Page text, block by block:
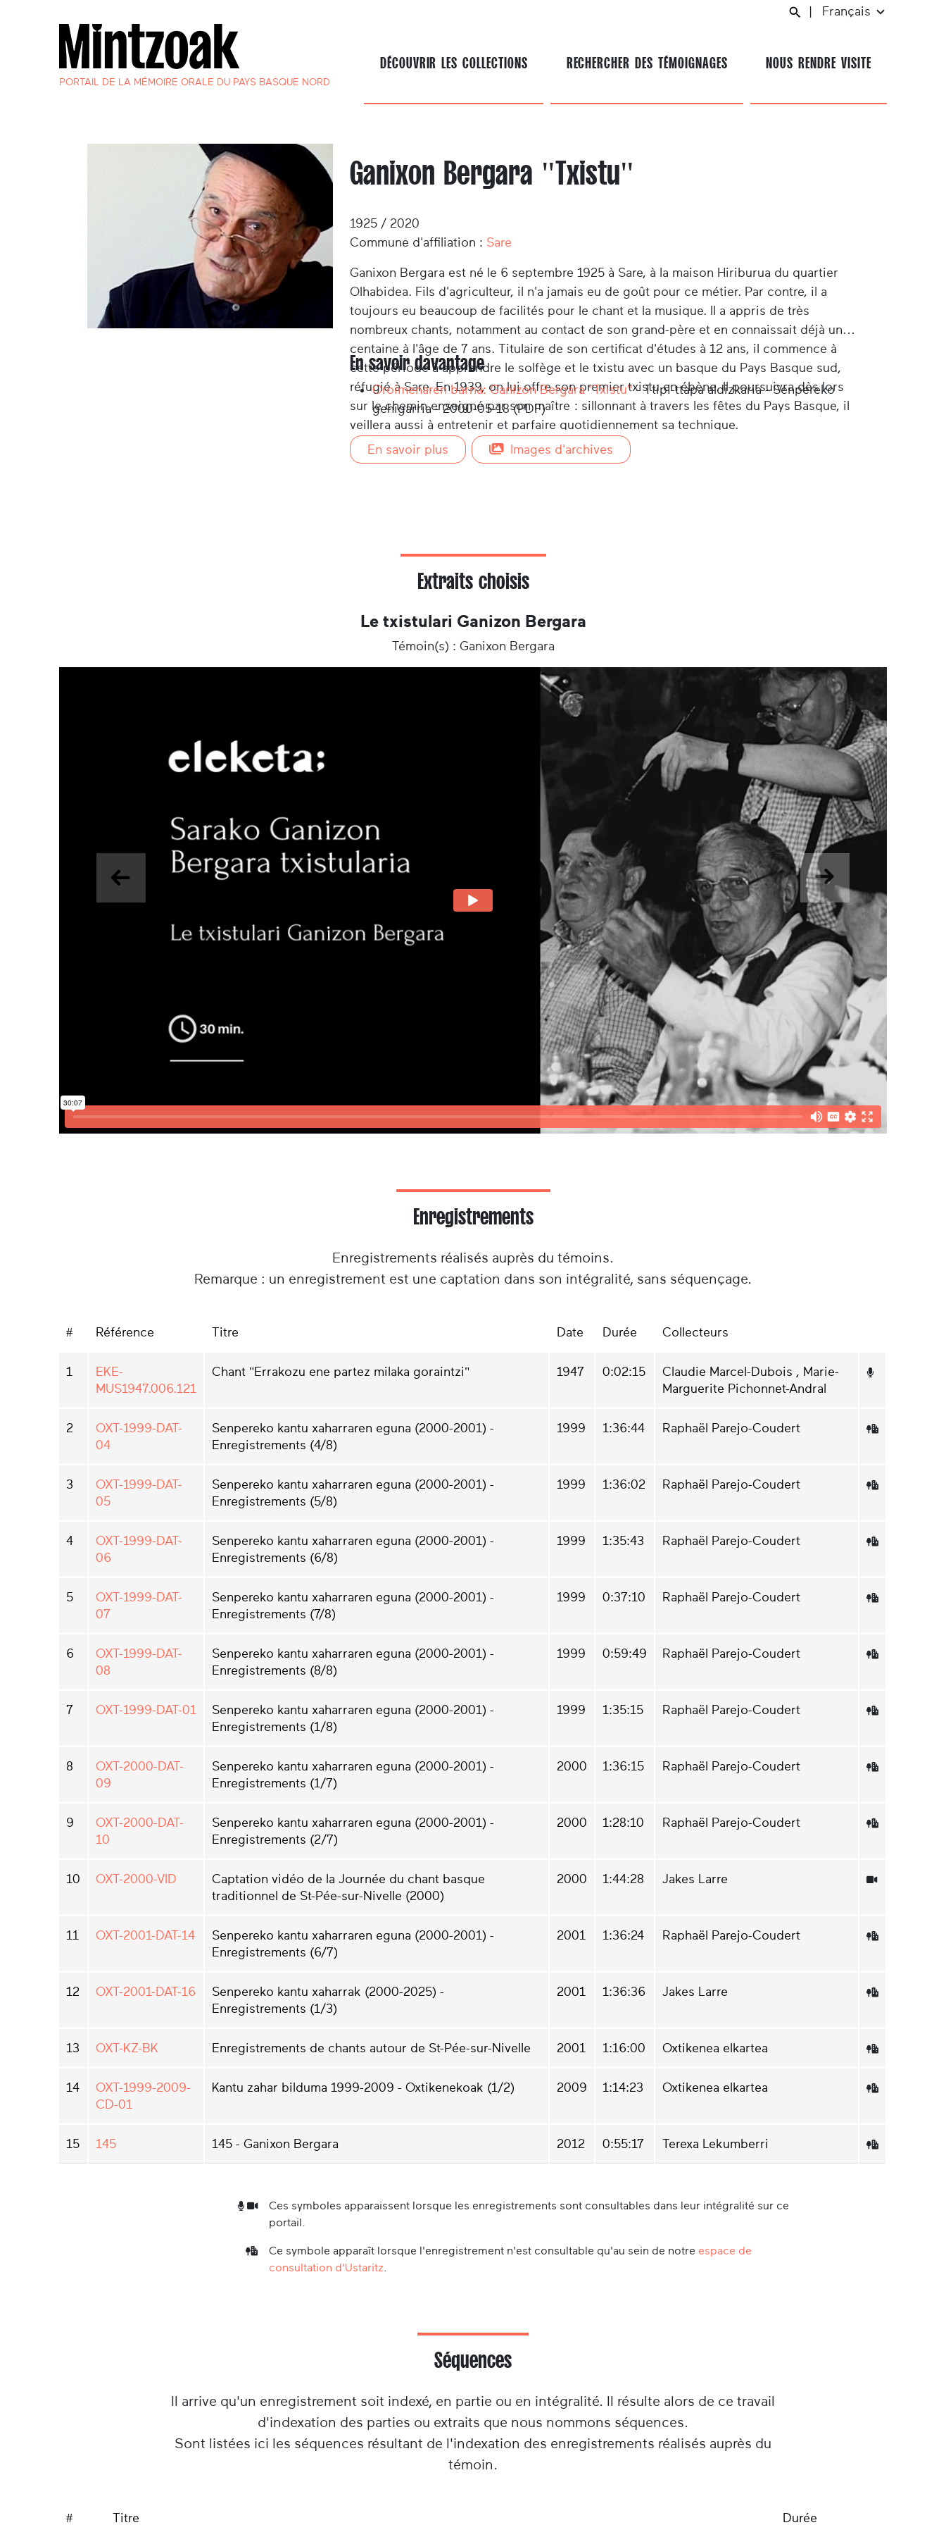
PORTAIL DE LA MÉMOIRE ORALE DU PAYS BASQUE NORD
Français
DÉCOUVRIR LES COLLECTIONS RECHERCHER DES TÉMOIGNAGES NOUS RENDRE VISITE
Ganixon Bergara "Txistu"
1925 / 2020
Commune d'affiliation : Sare
Ganixon Bergara est né le 6 septembre 1925 à Sare, à la maison Hiriburua du quartier
Olhabidea. Fils d'agriculteur, il n'a jamais eu de goût pour ce métier. Par contre, il a
toujours eu beaucoup de facilités pour le chant et la musique. Il a appris de très
nombreux chants, notamment au contact de son grand-père et en connaissait déjà une
centaine à l'âge de 7 ans. Titulaire de son certificat d'études à 12 ans, il commence à
cette période à apprendre le solfège et le txistu avec un basque du Pays Basque sud,
réfugié à Sare. En 1939, on lui offre son premier txistu en ébène. Il poursuivra dès lors
sur le chemin enseigné par son maître : sillonnant à travers les fêtes du Pays Basque, il
veillera aussi à entretenir et parfaire quotidiennement sa technique.
Il achète en 1947 la maison Bidegainea pour en faire l'hôtel restaurant "Le txistu" et
prendra sa retraite vers la fin des années 1980. Tout en tenant son commerce, il
En savoir davantage
Oroimenaren barna: Ganizon Bergara "Txistu"- Ttipi-ttapa aldizkaria - Senpereko
gehigarria - 2000-05-18 (PDF)
En savoir plus Images d'archives
Extraits choisis
Le txistulari Ganizon Bergara
Témoin(s) : Ganixon Bergara
Précedent Suivant
Enregistrements
Enregistrements réalisés auprès du témoins.
Remarque : un enregistrement est une captation dans son intégralité, sans séquençage.
# Référence Titre Date Durée Collecteurs
1
EKE-
MUS1947.006.121
Chant "Errakozu ene partez milaka goraintzi" 1947 0:02:15
Claudie Marcel-Dubois , Marie-
Marguerite Pichonnet-Andral
2
OXT-1999-DAT-
04
Senpereko kantu xaharraren eguna (2000-2001) -
Enregistrements (4/8)
1999 1:36:44 Raphaël Parejo-Coudert
3
OXT-1999-DAT-
05
Senpereko kantu xaharraren eguna (2000-2001) -
Enregistrements (5/8)
1999 1:36:02 Raphaël Parejo-Coudert
4
OXT-1999-DAT-
06
Senpereko kantu xaharraren eguna (2000-2001) -
Enregistrements (6/8)
1999 1:35:43 Raphaël Parejo-Coudert
5
OXT-1999-DAT-
07
Senpereko kantu xaharraren eguna (2000-2001) -
Enregistrements (7/8)
1999 0:37:10 Raphaël Parejo-Coudert
6
OXT-1999-DAT-
08
Senpereko kantu xaharraren eguna (2000-2001) -
Enregistrements (8/8)
1999 0:59:49 Raphaël Parejo-Coudert
7 OXT-1999-DAT-01
Senpereko kantu xaharraren eguna (2000-2001) -
Enregistrements (1/8)
1999 1:35:15 Raphaël Parejo-Coudert
8
OXT-2000-DAT-
09
Senpereko kantu xaharraren eguna (2000-2001) -
Enregistrements (1/7)
2000 1:36:15 Raphaël Parejo-Coudert
9
OXT-2000-DAT-
10
Senpereko kantu xaharraren eguna (2000-2001) -
Enregistrements (2/7)
2000 1:28:10 Raphaël Parejo-Coudert
10 OXT-2000-VID
Captation vidéo de la Journée du chant basque
traditionnel de St-Pée-sur-Nivelle (2000)
2000 1:44:28 Jakes Larre
11 OXT-2001-DAT-14
Senpereko kantu xaharraren eguna (2000-2001) -
Enregistrements (6/7)
2001 1:36:24 Raphaël Parejo-Coudert
12 OXT-2001-DAT-16
Senpereko kantu xaharrak (2000-2025) -
Enregistrements (1/3)
2001 1:36:36 Jakes Larre
13 OXT-KZ-BK Enregistrements de chants autour de St-Pée-sur-Nivelle 2001 1:16:00 Oxtikenea elkartea
14
OXT-1999-2009-
CD-01
Kantu zahar bilduma 1999-2009 - Oxtikenekoak (1/2) 2009 1:14:23 Oxtikenea elkartea
15 145 145 - Ganixon Bergara 2012 0:55:17 Terexa Lekumberri
Ces symboles apparaissent lorsque les enregistrements sont consultables dans leur intégralité sur ce
portail.
Ce symbole apparaît lorsque l'enregistrement n'est consultable qu'au sein de notre espace de
consultation d'Ustaritz
Séquences
Il arrive qu'un enregistrement soit indexé, en partie ou en intégralité. Il résulte alors de ce travail
d'indexation des parties ou extraits que nous nommons séquences.
Sont listées ici les séquences résultant de l'indexation des enregistrements réalisés auprès du
témoin.
# Titre Durée